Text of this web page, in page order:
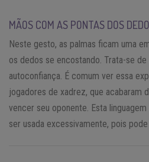
MÃOS COM AS PONTAS DOS
Neste gesto, as palmas ficam uma
os dedos se encostando. Trata-se
autoconfiança. É comum ver essa
jogadores de xadrez, que acabaram
vencer seu oponente. Esta
ser usada excessivamente, pois